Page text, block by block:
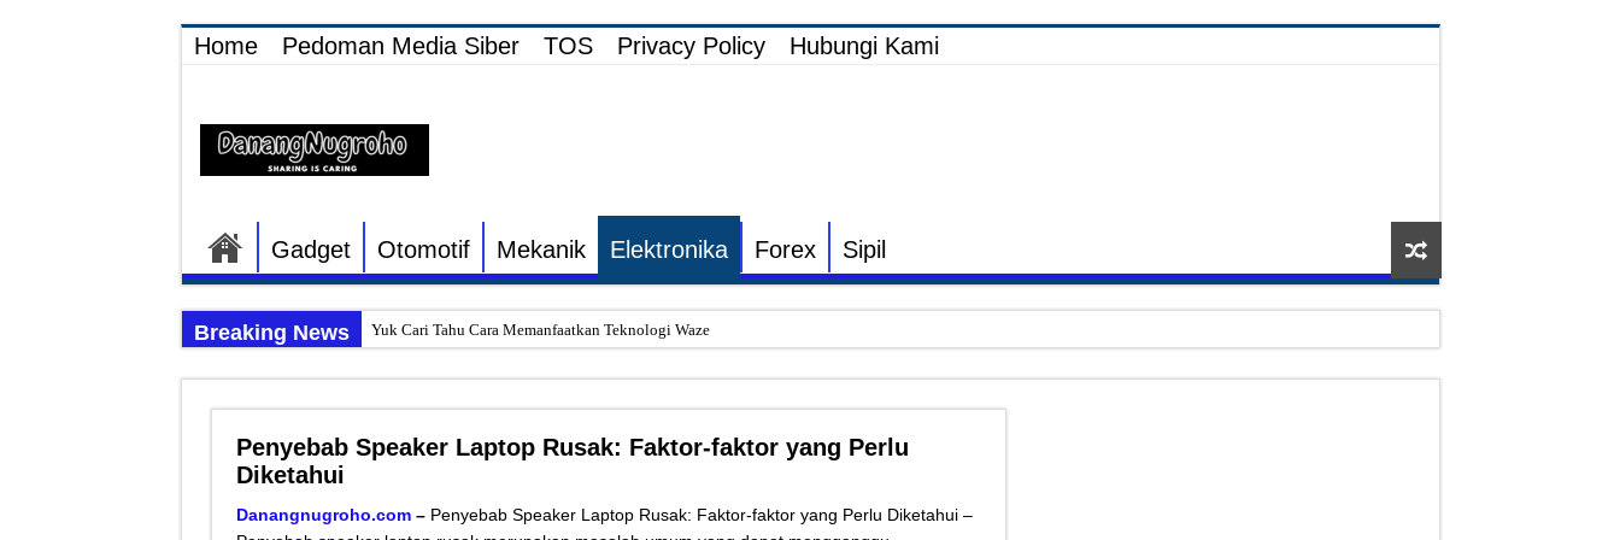
Home Pedoman Media Siber TOS Privacy Policy Hubungi Kami
Gadget Otomotif Mekanik Elektronika Forex Sipil
Breaking News Yuk Cari Tahu Cara Memanfaatkan Teknologi Waze
Tips Memperbaiki Elektronik Speaker Sound yang Bunyi Kemresek
Penyebab Rem Susah Digerakin dan Cara Mengatasinya
Elektronik Canggih, Kulkas Inverter vs Non-Inverter
Penyebab Speaker Laptop Rusak: Faktor-faktor yang Perlu
Diketahui
Danangnugroho.com–Penyebab Speaker Laptop Rusak: Faktor-faktor yang Perlu Diketahui –